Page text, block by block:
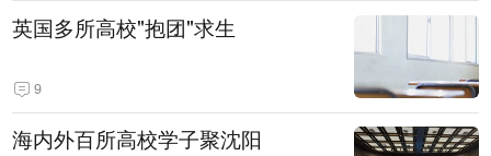
英国多所高校"抱团"求生
9
海内外百所高校学子聚沈阳